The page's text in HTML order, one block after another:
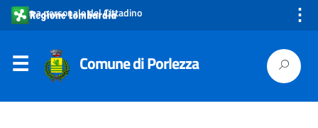
Area personale del Cittadino ⋮
Comune di Porlezza